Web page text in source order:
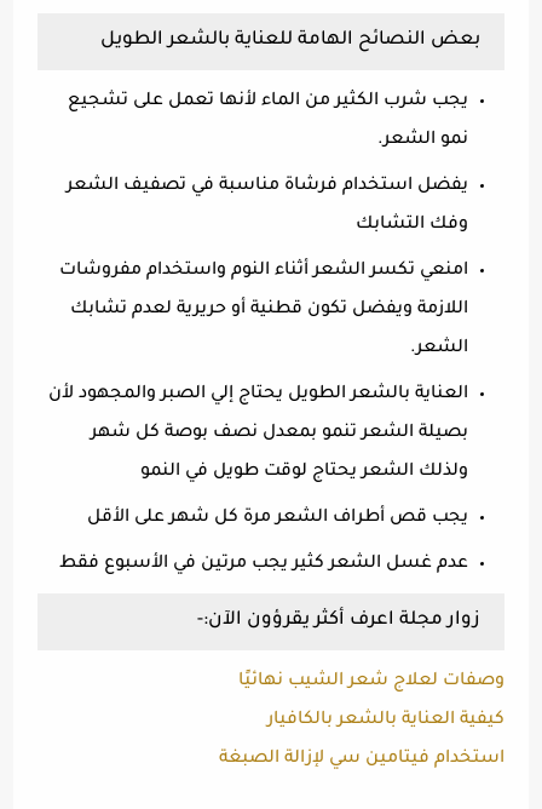
بعض النصائح الهامة للعناية بالشعر الطويل
يجب شرب الكثير من الماء لأنها تعمل على تشجيع
نمو الشعر.
يفضل استخدام فرشاة مناسبة في تصفيف الشعر
وفك التشابك
امنعي تكسر الشعر أثناء النوم واستخدام مفروشات
اللازمة ويفضل تكون قطنية أو حريرية لعدم تشابك
الشعر.
العناية بالشعر الطويل يحتاج إلي الصبر والمجهود لأن
بصيلة الشعر تنمو بمعدل نصف بوصة كل شهر
ولذلك الشعر يحتاج لوقت طويل في النمو
يجب قص أطراف الشعر مرة كل شهر على الأقل
عدم غسل الشعر كثير يجب مرتين في الأسبوع فقط
زوار مجلة اعرف أكثر يقرؤون الآن:-
وصفات لعلاج شعر الشيب نهائيًا
كيفية العناية بالشعر بالكافيار
استخدام فيتامين سي لإزالة الصبغة